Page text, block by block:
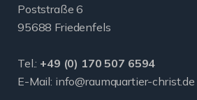
Poststraße 6
95688 Friedenfels
Tel.: +49 (0) 170 507 6594
E-Mail: info@raumquartier-christ.de